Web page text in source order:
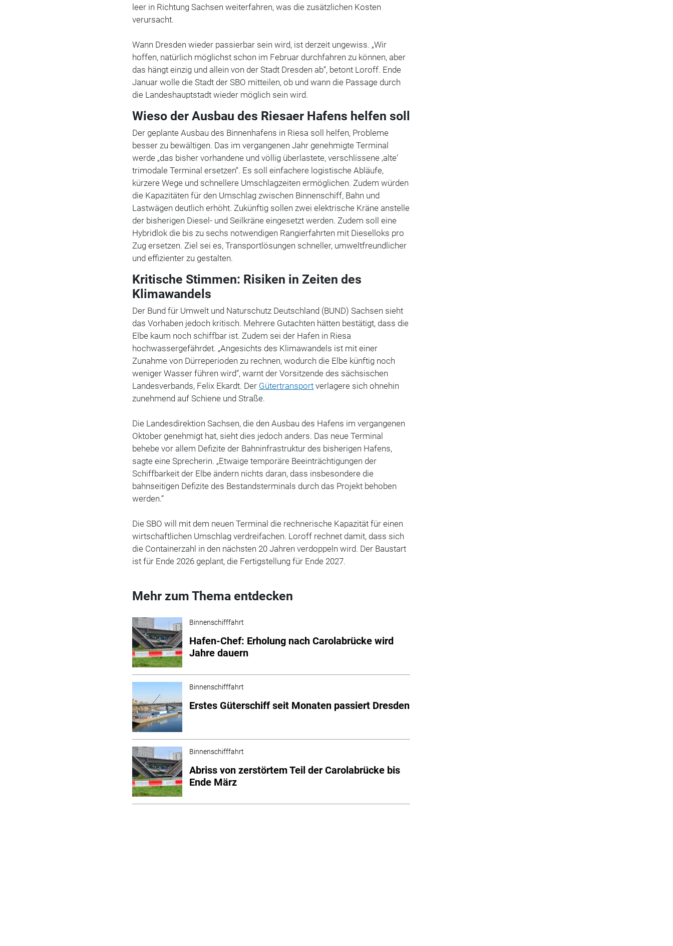
leer in Richtung Sachsen weiterfahren, was die zusätzlichen Kosten
verursacht.
Wann Dresden wieder passierbar sein wird, ist derzeit ungewiss. „Wir
hoffen, natürlich möglichst schon im Februar durchfahren zu können, aber
das hängt einzig und allein von der Stadt Dresden ab“, betont Loroff. Ende
Januar wolle die Stadt der SBO mitteilen, ob und wann die Passage durch
die Landeshauptstadt wieder möglich sein wird.
Wieso der Ausbau des Riesaer Hafens helfen soll
Der geplante Ausbau des Binnenhafens in Riesa soll helfen, Probleme
besser zu bewältigen. Das im vergangenen Jahr genehmigte Terminal
werde „das bisher vorhandene und völlig überlastete, verschlissene ‚alte‘
trimodale Terminal ersetzen“. Es soll einfachere logistische Abläufe,
kürzere Wege und schnellere Umschlagzeiten ermöglichen. Zudem würden
die Kapazitäten für den Umschlag zwischen Binnenschiff, Bahn und
Lastwägen deutlich erhöht. Zukünftig sollen zwei elektrische Kräne anstelle
der bisherigen Diesel- und Seilkräne eingesetzt werden. Zudem soll eine
Hybridlok die bis zu sechs notwendigen Rangierfahrten mit Dieselloks pro
Zug ersetzen. Ziel sei es, Transportlösungen schneller, umweltfreundlicher
und effizienter zu gestalten.
Kritische Stimmen: Risiken in Zeiten des
Klimawandels
Der Bund für Umwelt und Naturschutz Deutschland (BUND) Sachsen sieht
das Vorhaben jedoch kritisch. Mehrere Gutachten hätten bestätigt, dass die
Elbe kaum noch schiffbar ist. Zudem sei der Hafen in Riesa
hochwassergefährdet. „Angesichts des Klimawandels ist mit einer
Zunahme von Dürreperioden zu rechnen, wodurch die Elbe künftig noch
weniger Wasser führen wird“, warnt der Vorsitzende des sächsischen
Landesverbands, Felix Ekardt. Der Gütertransport verlagere sich ohnehin
zunehmend auf Schiene und Straße.
Die Landesdirektion Sachsen, die den Ausbau des Hafens im vergangenen
Oktober genehmigt hat, sieht dies jedoch anders. Das neue Terminal
behebe vor allem Defizite der Bahninfrastruktur des bisherigen Hafens,
sagte eine Sprecherin. „Etwaige temporäre Beeinträchtigungen der
Schiffbarkeit der Elbe ändern nichts daran, dass insbesondere die
bahnseitigen Defizite des Bestandsterminals durch das Projekt behoben
werden.“
Die SBO will mit dem neuen Terminal die rechnerische Kapazität für einen
wirtschaftlichen Umschlag verdreifachen. Loroff rechnet damit, dass sich
die Containerzahl in den nächsten 20 Jahren verdoppeln wird. Der Baustart
ist für Ende 2026 geplant, die Fertigstellung für Ende 2027.
Mehr zum Thema entdecken
Binnenschifffahrt
Hafen-Chef: Erholung nach Carolabrücke wird
Jahre dauern
Binnenschifffahrt
Erstes Güterschiff seit Monaten passiert Dresden
Binnenschifffahrt
Abriss von zerstörtem Teil der Carolabrücke bis
Ende März